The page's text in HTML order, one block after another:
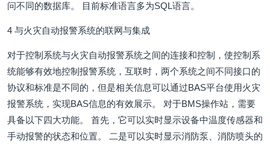
问不同的数据库。 目前标准语言多为SQL语言。
4 与火灾自动报警系统的联网与集成
对于控制系统与火灾自动报警系统之间的连接和控制，使控制系
统能够有效地控制报警系统，互联时，两个系统之间不同接口的
协议和标准是不同的，但是相关信息可以通过BAS平台使用火灾
报警系统，实现BAS信息的有效展示。 对于BMS操作站，需要
具备以下四大功能。 首先，它可以实时显示设备中温度传感器和
手动报警的状态和位置。 二是可以实时显示消防泵、消防喷头的